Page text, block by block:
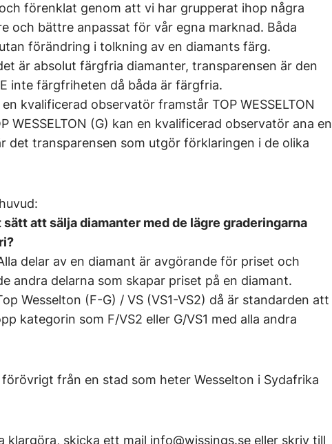
förenklat genom att vi har grupperat ihop några
och bättre anpassat för vår egna marknad. Båda
förändring i tolkning av en diamants färg.
är absolut färgfria diamanter, transparensen är den
inte färgfriheten då båda är färgfria.
kvalificerad observatör framstår TOP WESSELTON
WESSELTON (G) kan en kvalificerad observatör ana en
det transparensen som utgör förklaringen i de olika
att sälja diamanter med de lägre graderingarna
delar av en diamant är avgörande för priset och
andra delarna som skapar priset på en diamant.
Wesselton (F-G) / VS (VS1-VS2) då är standarden att
kategorin som F/VS2 eller G/VS1 med alla andra
från en stad som heter Wesselton i Sydafrika
klargöra, skicka ett mail info@wissings.se eller skriv till